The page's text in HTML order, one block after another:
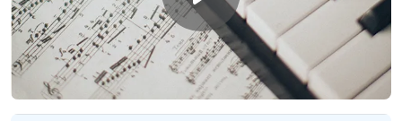
Разве не радость? Илья Курелов #1184
Полн любви
Илья Курелов, Георгий
Курелов, фортепиано
#1183